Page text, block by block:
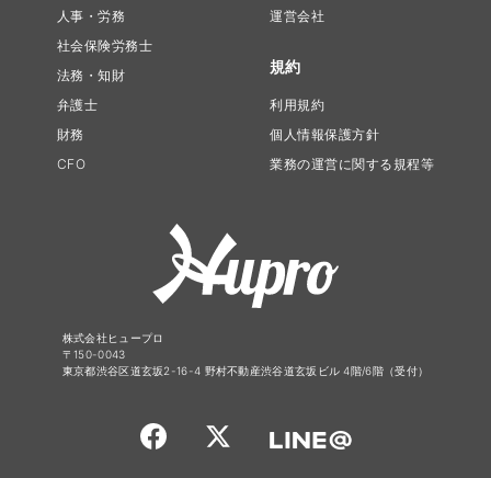
人事・労務
社会保険労務士
法務・知財
弁護士
財務
CFO
運営会社
規約
利用規約
個人情報保護方針
業務の運営に関する規程等
株式会社ヒュープロ
〒150-0043
東京都渋谷区道玄坂2-16-4 野村不動産渋谷道玄坂ビル 4階/6階（受付）